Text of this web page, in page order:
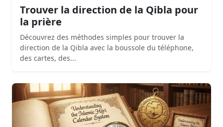
Trouver la direction de la Qibla pour
la prière
Découvrez des méthodes simples pour trouver la
direction de la Qibla avec la boussole du téléphone,
des cartes, des...